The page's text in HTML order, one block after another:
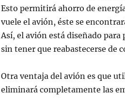
Esto permitirá ahorro de
vuele el avión, éste se
Así, el avión está diseñado
sin tener que reabastecerse de
Otra ventaja del avión es que
eliminará completamente las